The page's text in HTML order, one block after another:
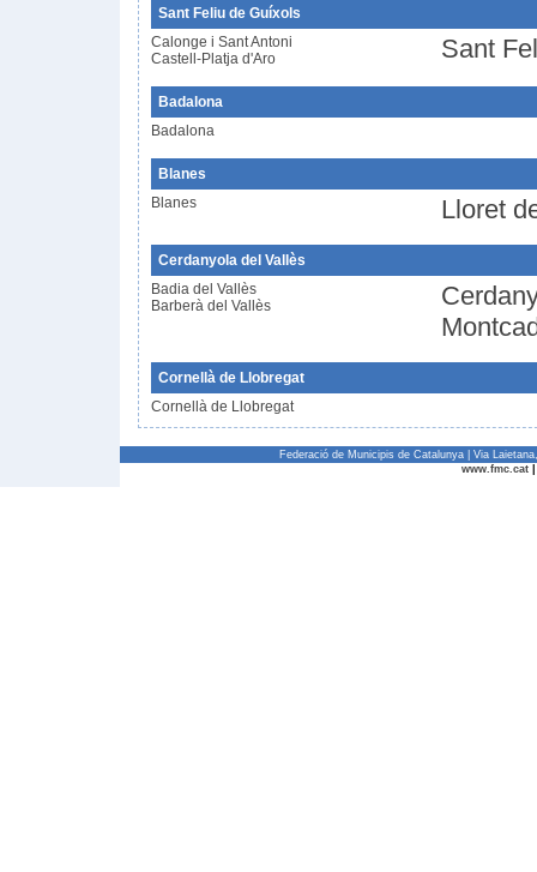
Sant Feliu de Guíxols
Calonge i Sant Antoni
Castell-Platja d'Aro
Sant
Badalona
Badalona
Blanes
Blanes
Lloret
Cerdanyola del Vallès
Badia del Vallès
Barberà del Vallès
Cornellà de Llobregat
Cornellà de Llobregat
Federació de Municipis de Catalunya | Via
www.fmc.cat